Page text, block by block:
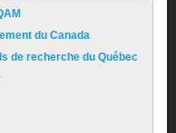
du Canada
de recherche du Québec